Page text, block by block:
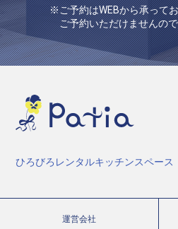
※ご予約はWEBから承って
ご予約いただけませんの
ひろびろレンタルキッチンスペース
運営会社